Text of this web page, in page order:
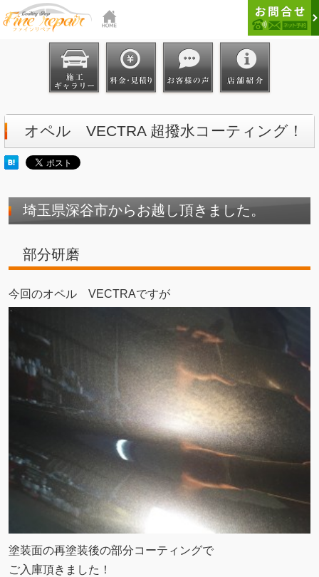
オペル VECTRA 超撥水コーティング！
埼玉県深谷市からお越し頂きました。
部分研磨
今回のオペル VECTRAですが
塗装面の再塗装後の部分コーティングで
ご入庫頂きました！